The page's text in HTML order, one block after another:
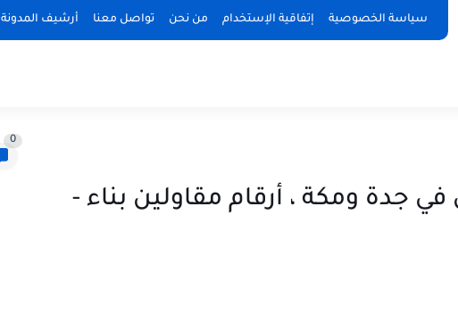
سياسة الخصوصية إتفاقية الإستخدام من نحن تواصل معنا أرشيف المدونة
0
ومكة ، أرقام مقاولين بناء -